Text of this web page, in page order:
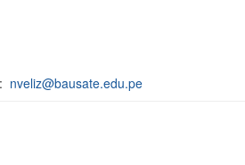
nveliz@bausate.edu.pe